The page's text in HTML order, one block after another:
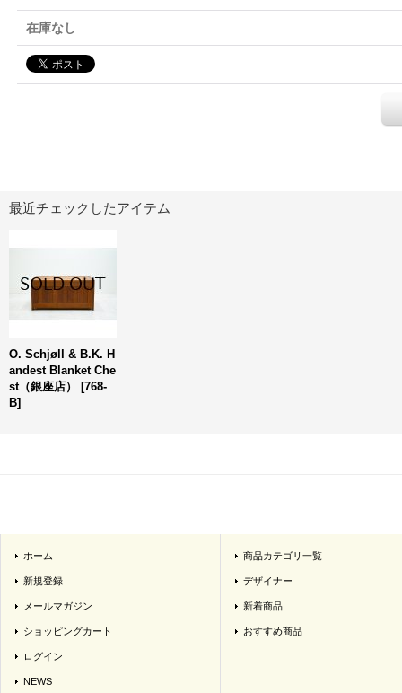
在庫なし
最近チェックしたアイテム
O. Schjøll & B.K. H
andest Blanket Che
st（銀座店）
[768-
B]
ホーム
新規登録
メールマガジン
ショッピングカート
ログイン
NEWS
商品カテゴリ一覧
デザイナー
新着商品
おすすめ商品